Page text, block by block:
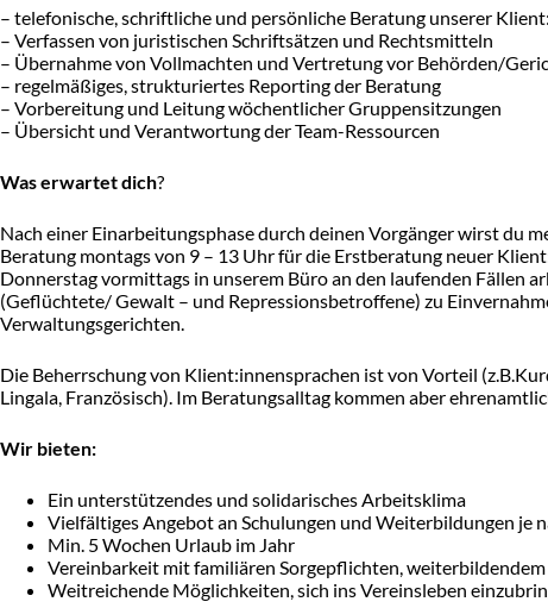
– telefonische, schriftliche und persönliche Beratung unserer
– Verfassen von juristischen Schriftsätzen und Rechtsmitteln
– Übernahme von Vollmachten und Vertretung vor Behörden/
– regelmäßiges, strukturiertes Reporting der Beratung
– Vorbereitung und Leitung wöchentlicher Gruppensitzungen
– Übersicht und Verantwortung der Team-Ressourcen
Was erwartet dich?
Nach einer Einarbeitungsphase durch deinen Vorgänger wirst du
Beratung montags von 9 – 13 Uhr für die Erstberatung neuer
Donnerstag vormittags in unserem Büro an den laufenden Fällen
(Geflüchtete/ Gewalt – und Repressionsbetroffene) zu
Verwaltungsgerichten.
Die Beherrschung von Klient:innensprachen ist von Vorteil
Lingala, Französisch). Im Beratungsalltag kommen aber
Wir bieten:
Ein unterstützendes und solidarisches Arbeitsklima
Vielfältiges Angebot an Schulungen und Weiterbildungen je
Min. 5 Wochen Urlaub im Jahr
Vereinbarkeit mit familiären Sorgepflichten, weiterbildendem
Weitreichende Möglichkeiten, sich ins Vereinsleben